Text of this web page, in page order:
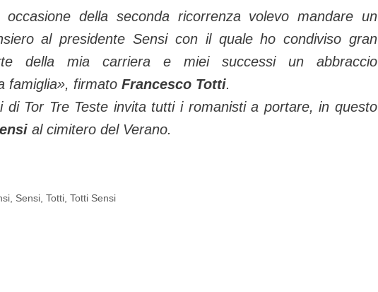
occasione della seconda ricorrenza volevo mandare un
al presidente Sensi con il quale ho condiviso gran
della mia carriera e miei successi un abbraccio
famiglia», firmato Francesco Totti.
di Tor Tre Teste invita tutti i romanisti a portare, in questo
al cimitero del Verano.
, Sensi,Totti,Totti Sensi